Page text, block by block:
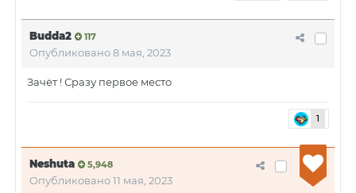
Budda2 117
Опубликовано8 мая, 2023
Зачёт ! Сразу первое место
1
Neshuta 5,948
Опубликовано11 мая, 2023